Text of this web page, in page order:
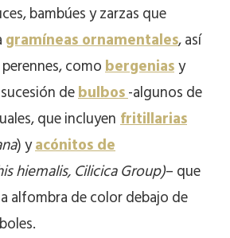
bambúes y zarzas que
gramíneas ornamentales, así
comobergeniasy
debulbos-algunos de
que incluyenfritillarias
) yacónitos de
hiemalis, Cilicica Group)– que
alfombra de color debajo de